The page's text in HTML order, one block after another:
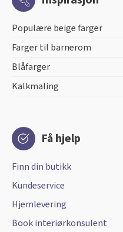
Populære beige farger
Farger til barnerom
Blåfarger
Kalkmaling
Få hjelp
Finn din butikk
Kundeservice
Hjemlevering
Book interiørkonsulent